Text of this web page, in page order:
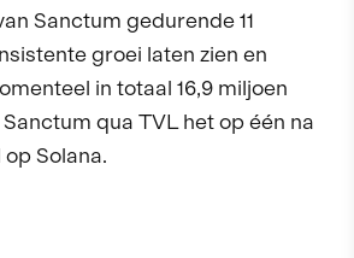
Sanctum gedurende 11
groei laten zien en
in totaal 16,9 miljoen
qua TVL het op één na
Solana.